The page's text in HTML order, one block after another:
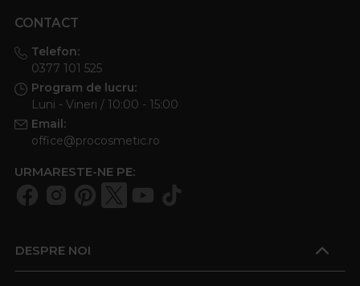
CONTACT
Telefon:
0377 101 525
Program de lucru:
Luni - Vineri / 10:00 - 15:00
Email:
office@procosmetic.ro
URMARESTE-NE PE:
DESPRE NOI